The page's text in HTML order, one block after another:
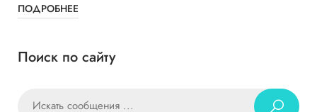
ПОДРОБНЕЕ
Поиск по сайту